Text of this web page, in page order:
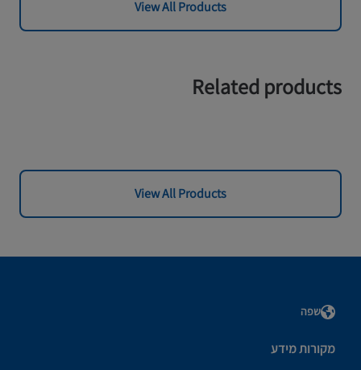
View All Products
Related products
View All Products
שפה
מקורות מידע